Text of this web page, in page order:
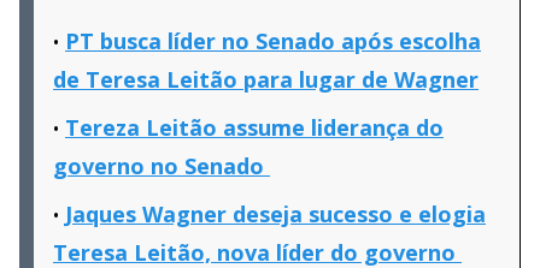
PT busca líder no Senado após escolha
de Teresa Leitão para lugar de Wagner
Tereza Leitão assume liderança do
governo no Senado
Jaques Wagner deseja sucesso e elogia
Teresa Leitão, nova líder do governo